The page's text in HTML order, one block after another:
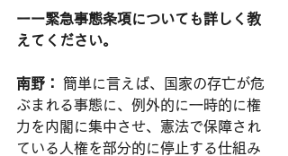
ーー緊急事態条項についても詳しく教
えてください。
南野：
簡単に言えば、国家の存亡が危
ぶまれる事態に、例外的に一時的に権
力を内閣に集中させ、憲法で保障され
ている人権を部分的に停止する仕組み